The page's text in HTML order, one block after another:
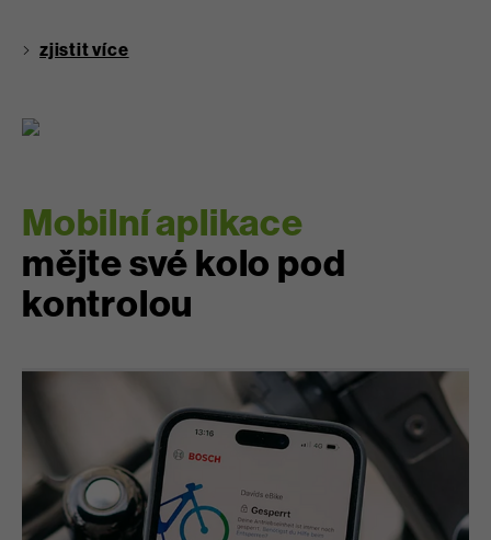
zjistit více
Mobilní aplikace
mějte své kolo pod
kontrolou